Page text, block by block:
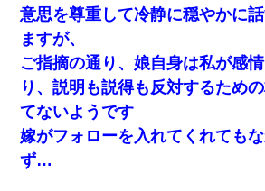
意思を尊重して冷静に穏やかに
ますが、
ご指摘の通り、娘自身は私が感
り、説明も説得も反対するため
てないようです
嫁がフォローを入れてくれても
ず…